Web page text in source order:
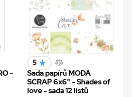
-
5
Sada papírů MODA
SCRAP 6x6" - Shades of
love - sada 12 listů